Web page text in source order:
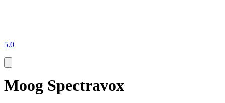
5.0
Moog Spectravox